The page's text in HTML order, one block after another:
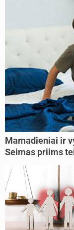
Mamadieniai ir
Seimas priims